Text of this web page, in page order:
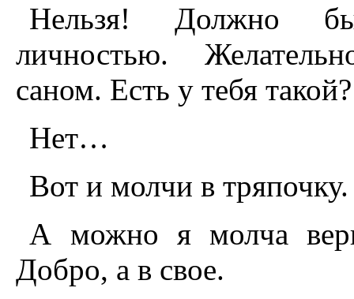
Нельзя! Должно
личностью.
саном. Есть у тебя такой?
Нет…
Вот и молчи в тряпочку.
А можно я молча
Добро, а в свое.